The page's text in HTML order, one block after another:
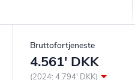
Bruttofortjeneste
4.561' DKK
(2024: 4.794' DKK)